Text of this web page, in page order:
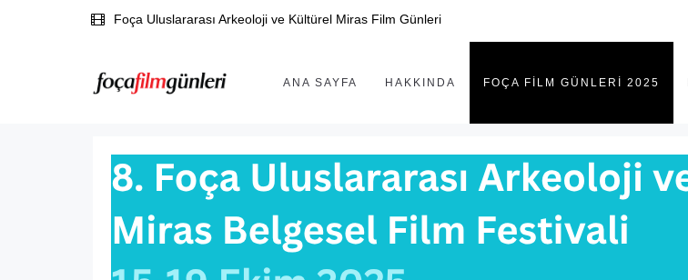
Foça Uluslararası Arkeoloji ve Kültürel Miras Film Günleri
ANA SAYFA HAKKINDA FOÇA FILM GÜNLERI 2025